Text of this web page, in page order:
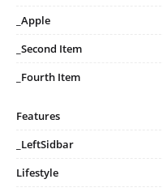
_Apple
_Second Item
_Fourth Item
Features
_LeftSidbar
Lifestyle